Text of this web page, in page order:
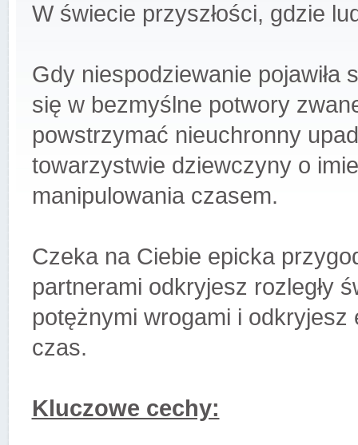
W świecie przyszłości, gdzie
Gdy niespodziewanie pojawiła
się w bezmyślne potwory
powstrzymać nieuchronny
towarzystwie dziewczyny o
manipulowania czasem.
Czeka na Ciebie epicka
partnerami odkryjesz rozległy
potężnymi wrogami i
czas.
Kluczowe cechy: